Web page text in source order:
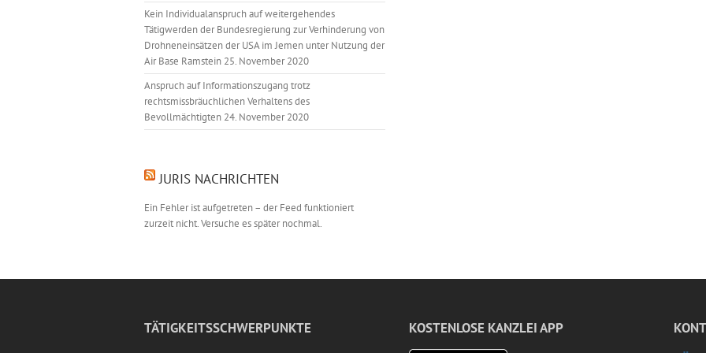
Kein Individualanspruch auf weitergehendes
Tätigwerden der Bundesregierung zur Verhinderung von
Drohneneinsätzen der USA im Jemen unter Nutzung der
Air Base Ramstein 25. November 2020
Anspruch auf Informationszugang trotz
rechtsmissbräuchlichen Verhaltens des
Bevollmächtigten 24. November 2020
JURIS NACHRICHTEN
Ein Fehler ist aufgetreten – der Feed funktioniert
zurzeit nicht. Versuche es später nochmal.
TÄTIGKEITSSCHWERPUNKTE KOSTENLOSE KANZLEI APP